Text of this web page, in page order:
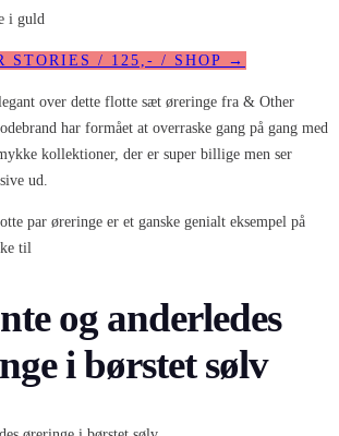
STORIES / 125,- / SHOP →
over dette flotte sæt øreringe fra & Other
har formået at overraske gang på gang med
kollektioner, der er super billige men ser
ud.
par øreringe er et ganske genialt eksempel på
til
og anderledes
i børstet sølv